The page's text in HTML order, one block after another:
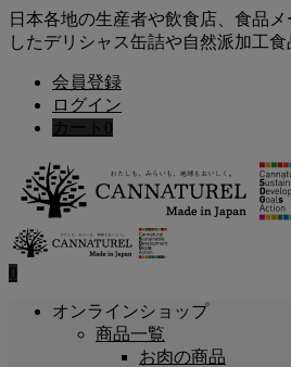
日本各地の生産者や飲食店、食品
したデリシャス缶詰や自然派加工食
会員登録
ログイン
カート 0
0
オンラインショップ
商品一覧
お肉の商品